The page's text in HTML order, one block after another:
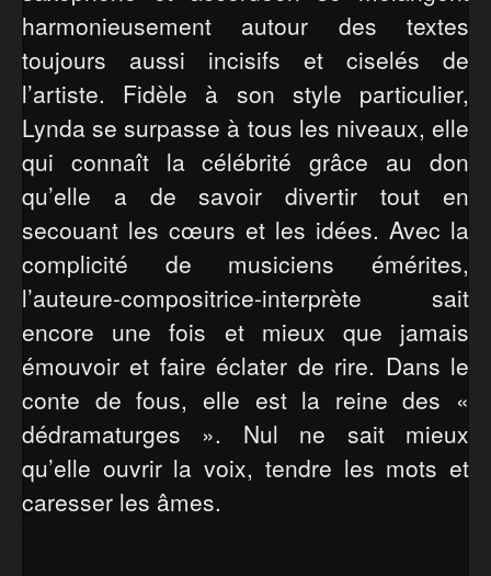
harmonieusement autour des textes
toujours aussi incisifs et ciselés de
l’artiste. Fidèle à son style particulier,
Lynda se surpasse à tous les niveaux, elle
qui connaît la célébrité grâce au don
qu’elle a de savoir divertir tout en
secouant les cœurs et les idées. Avec la
complicité de musiciens émérites,
l’auteure-compositrice-interprète sait
encore une fois et mieux que jamais
émouvoir et faire éclater de rire. Dans le
conte de fous, elle est la reine des «
dédramaturges ». Nul ne sait mieux
qu’elle ouvrir la voix, tendre les mots et
caresser les âmes.